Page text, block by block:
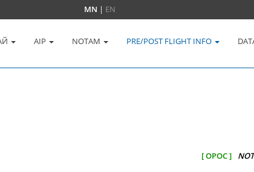
MN | EN
AIP NOTAM PRE/POST FLIGHT INFO
[ ОРОС ]